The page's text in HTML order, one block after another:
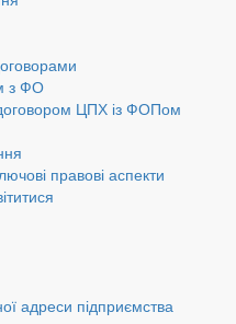
з ФО
ЦПХ із ФОПом
правові аспекти
адреси підприємства